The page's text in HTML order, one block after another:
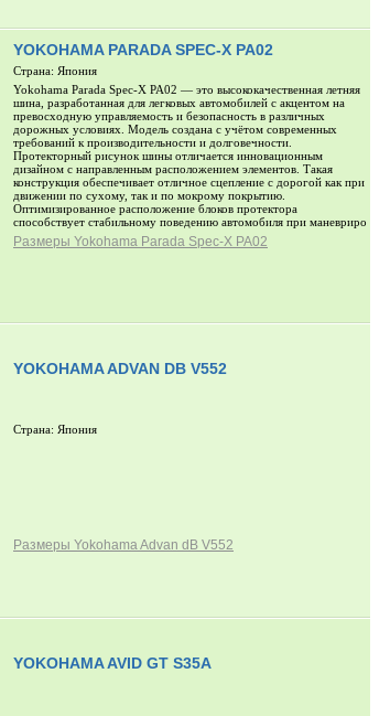
YOKOHAMA PARADA SPEC-X PA02
Страна: Япония
Yokohama Parada Spec-X PA02 — это высококачественная летняя
шина, разработанная для легковых автомобилей с акцентом на
превосходную управляемость и безопасность в различных
дорожных условиях. Модель создана с учётом современных
требований к производительности и долговечности.
Протекторный рисунок шины отличается инновационным
дизайном с направленным расположением элементов. Такая
конструкция обеспечивает отличное сцепление с дорогой как при
движении по сухому, так и по мокрому покрытию.
Оптимизированное расположение блоков протектора
способствует стабильному поведению автомобиля при маневриро
Размеры Yokohama Parada Spec-X PA02
YOKOHAMA ADVAN DB V552
Страна: Япония
Размеры Yokohama Advan dB V552
YOKOHAMA AVID GT S35A